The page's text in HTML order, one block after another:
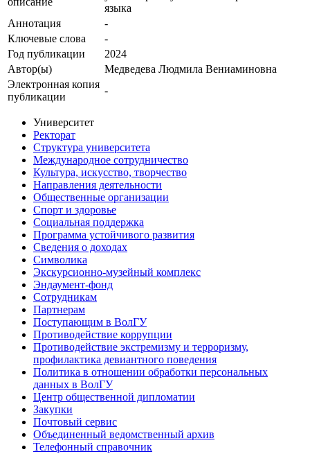
языка
Аннотация
-
Ключевые cлова
-
Год публикации
2024
Автор(ы)
Медведева Людмила Вениаминовна
Электронная копия
публикации
-
Университет
Ректорат
Структура университета
Международное сотрудничество
Культура, искусство, творчество
Направления деятельности
Общественные организации
Спорт и здоровье
Социальная поддержка
Программа устойчивого развития
Сведения о доходах
Символика
Экскурсионно-музейный комплекс
Эндаумент-фонд
Сотрудникам
Партнерам
Поступающим в ВолГУ
Противодействие коррупции
Противодействие экстремизму и терроризму,
профилактика девиантного поведения
Политика в отношении обработки персональных
данных в ВолГУ
Центр общественной дипломатии
Закупки
Почтовый сервис
Объединенный ведомственный архив
Телефонный справочник